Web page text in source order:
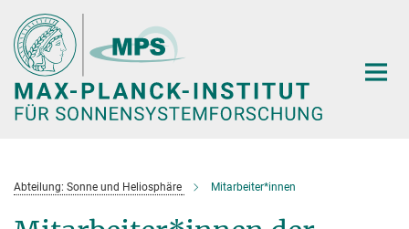
Hauptinhalt
Abteilung: Sonne und Heliosphäre Mitarbeiter*innen